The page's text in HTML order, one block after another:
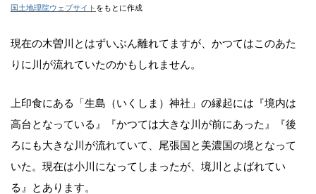
国土地理院ウェブサイト をもとに作成
現在の木曽川とはずいぶん離れてますが、かつてはこのあた
りに川が流れていたのかもしれません。
上印食にある「生島（いくしま）神社」の縁起には『境内は
高台となっている』『かつては大きな川が前にあった』『後
ろにも大きな川が流れていて、尾張国と美濃国の境となって
いた。現在は小川になってしまったが、境川とよばれてい
る』とあります。